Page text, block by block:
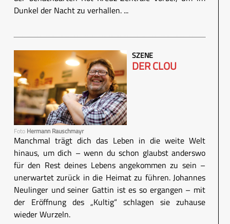
Dunkel der Nacht zu verhallen. ...
Foto Hermann Rauschmayr
SZENE
DER CLOU
Manchmal trägt dich das Leben in die weite Welt
hinaus, um dich – wenn du schon glaubst anderswo
für den Rest deines Lebens angekommen zu sein –
unerwartet zurück in die Heimat zu führen. Johannes
Neulinger und seiner Gattin ist es so ergangen – mit
der Eröffnung des „Kultig“ schlagen sie zuhause
wieder Wurzeln.